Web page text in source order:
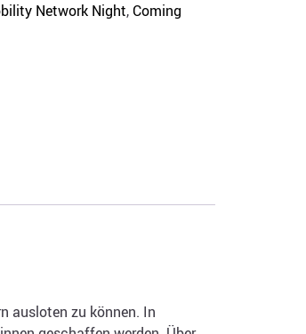
Network Night, Coming
ausloten zu können. In